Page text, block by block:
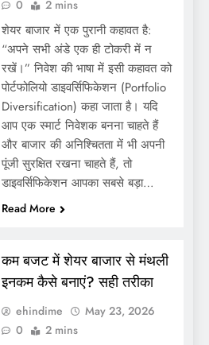
0 2 mins
शेयर बाजार में एक पुरानी कहावत है:
“अपने सभी अंडे एक ही टोकरी में न
रखें।” निवेश की भाषा में इसी कहावत को
पोर्टफोलियो डाइवर्सिफिकेशन (Portfolio
Diversification) कहा जाता है। यदि
आप एक स्मार्ट निवेशक बनना चाहते हैं
और बाजार की अनिश्चितता में भी अपनी
पूंजी सुरक्षित रखना चाहते हैं, तो
डाइवर्सिफिकेशन आपका सबसे बड़ा…
Read More
कम बजट में शेयर बाजार से मंथली
इनकम कैसे बनाएं? सही तरीका
ehindime
May 23, 2026
0
2 mins